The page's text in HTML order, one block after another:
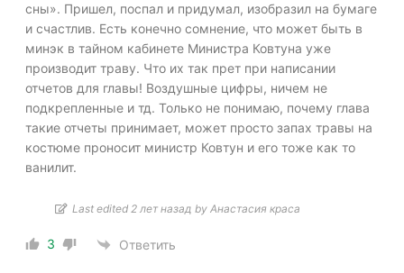
сны». Пришел, поспал и придумал, изобразил на бумаге
и счастлив. Есть конечно сомнение, что может быть в
минэк в тайном кабинете Министра Ковтуна уже
производит траву. Что их так прет при написании
отчетов для главы! Воздушные цифры, ничем не
подкрепленные и тд. Только не понимаю, почему глава
такие отчеты принимает, может просто запах травы на
костюме проносит министр Ковтун и его тоже как то
ванилит.
Last edited 2 лет назад by Анастасия краса
3 Ответить